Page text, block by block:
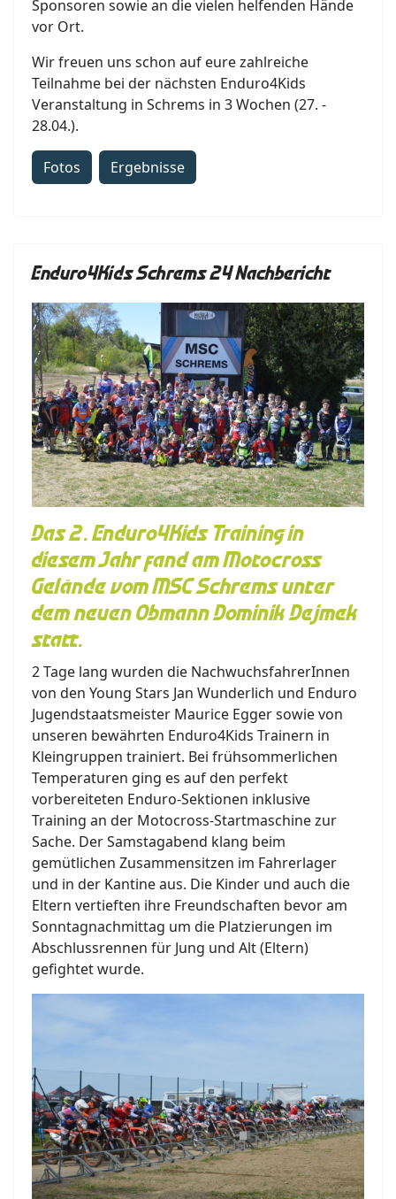
Sponsoren sowie an die vielen helfenden Hände
vor Ort.
Wir freuen uns schon auf eure zahlreiche
Teilnahme bei der nächsten Enduro4Kids
Veranstaltung in Schrems in 3 Wochen (27. -
28.04.).
Fotos Ergebnisse
Enduro4Kids Schrems 24 Nachbericht
Das 2. Enduro4Kids Training in
diesem Jahr fand am Motocross
Gelände vom MSC Schrems unter
dem neuen Obmann Dominik Dejmek
statt.
2 Tage lang wurden die NachwuchsfahrerInnen
von den Young Stars Jan Wunderlich und Enduro
Jugendstaatsmeister Maurice Egger sowie von
unseren bewährten Enduro4Kids Trainern in
Kleingruppen trainiert. Bei frühsommerlichen
Temperaturen ging es auf den perfekt
vorbereiteten Enduro-Sektionen inklusive
Training an der Motocross-Startmaschine zur
Sache. Der Samstagabend klang beim
gemütlichen Zusammensitzen im Fahrerlager
und in der Kantine aus. Die Kinder und auch die
Eltern vertieften ihre Freundschaften bevor am
Sonntagnachmittag um die Platzierungen im
Abschlussrennen für Jung und Alt (Eltern)
gefightet wurde.